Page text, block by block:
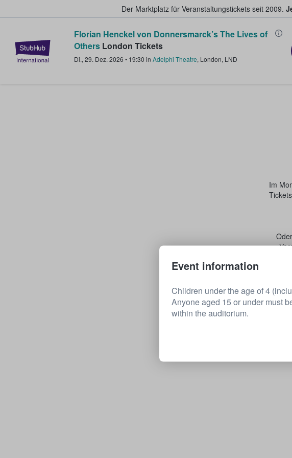
Der Marktplatz für Veranstaltungstickets seit 2009.
StubHub - Wo Fans Tickets kaufen &
Florian Henckel von Donnersmarck’s The Lives of
OthersLondon Tickets
Di., 29. Dez. 2026 • 19:30 in Adelphi Theatre, London, LND
Im
Event information
Children under the age of 4
Anyone aged 15 or under must
within the auditorium.